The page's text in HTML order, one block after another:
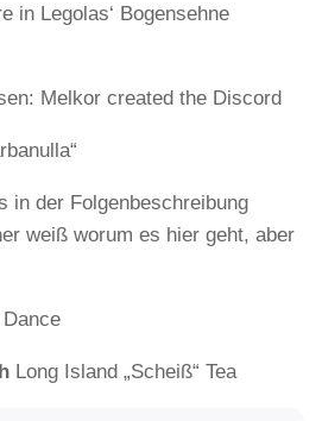
in Legolas‘ Bogensehne
Melkor created the Discord
in der Folgenbeschreibung
weiß worum es hier geht, aber
Long Island „Scheiß“ Tea